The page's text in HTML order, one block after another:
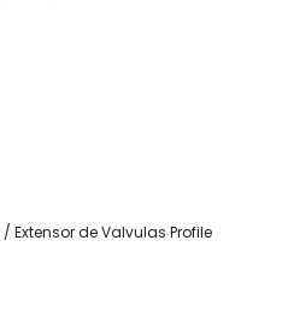
/ Extensor de Valvulas Profile